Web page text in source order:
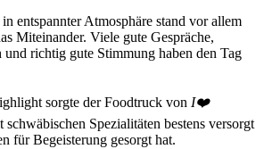
entspannter Atmosphäre stand vor allem
Miteinander. Viele gute Gespräche,
und richtig gute Stimmung haben den Tag
sorgte der Foodtruck von I❤️
schwäbischen Spezialitäten bestens versorgt
für Begeisterung gesorgt hat.